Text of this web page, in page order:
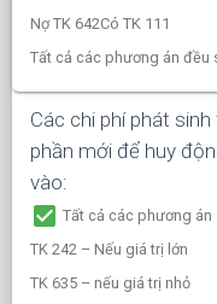
Nợ TK 642Có TK 111
Tất cả các phương án đều
Các chi phí phát
phần mới để huy
vào:
check_box Tất cả các phương án
TK 242 – Nếu giá trị lớn
TK 635 – nếu giá trị nhỏ